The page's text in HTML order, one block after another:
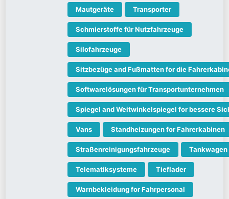
Mautgeräte Transporter
Schmierstoffe für Nutzfahrzeuge
Silofahrzeuge
Sitzbezüge and Fußmatten for die
Softwarelösungen für Transportunternehmen
Spiegel and Weitwinkelspiegel for bessere
Vans Standheizungen for Fahrerkabinen
Straßenreinigungsfahrzeuge Tankwagen
Telematiksysteme Tieflader
Warnbekleidung for Fahrpersonal